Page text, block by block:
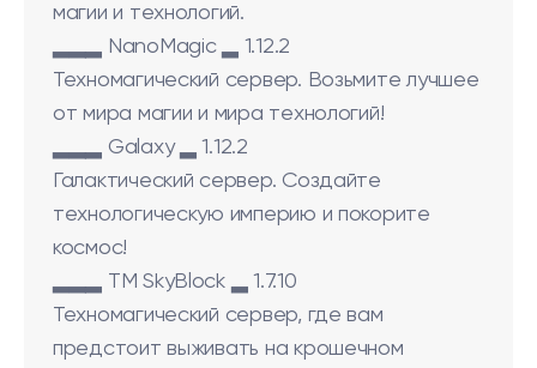
магии и технологий.
▂▂▂ NanoMagic ▂ 1.12.2
Техномагический сервер. Возьмите лучшее
от мира магии и мира технологий!
▂▂▂ Galaxy ▂ 1.12.2
Галактический сервер. Создайте
технологическую империю и покорите
космос!
▂▂▂ TM SkyBlock ▂ 1.7.10
Техномагический сервер, где вам
предстоит выживать на крошечном